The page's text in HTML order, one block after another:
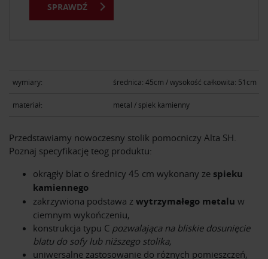
wymiary: średnica: 45cm / wysokość całkowita: 51cm
materiał: metal / spiek kamienny
Przedstawiamy nowoczesny stolik pomocniczy Alta SH.
Poznaj specyfikację teog produktu:
okrągły blat o średnicy 45 cm wykonany ze spieku
kamiennego
zakrzywiona podstawa z wytrzymałego metalu w
ciemnym wykończeniu,
konstrukcja typu C pozwalająca na bliskie dosunięcie
blatu do sofy lub niższego stolika,
uniwersalne zastosowanie do różnych pomieszczeń,
SPRAWDŹ